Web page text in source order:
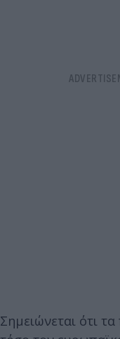
Σημειώνεται ότι